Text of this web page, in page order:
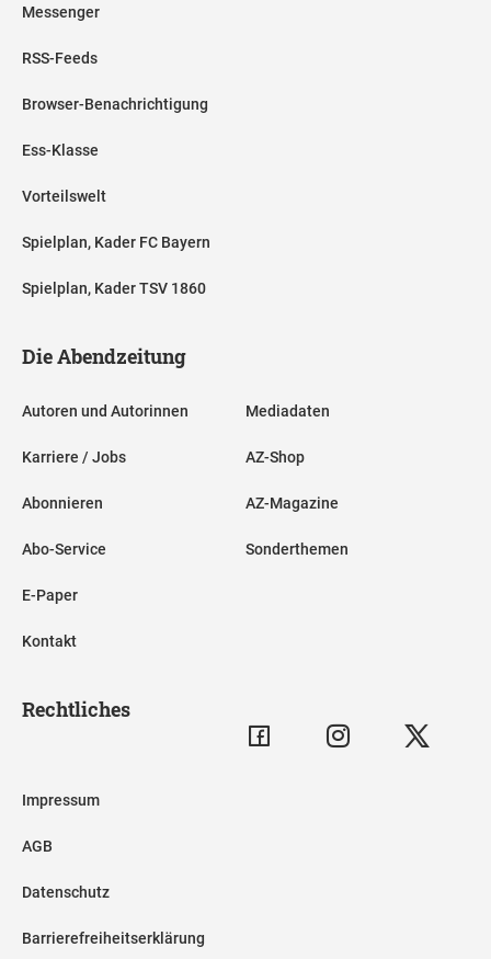
Messenger
RSS-Feeds
Browser-Benachrichtigung
Ess-Klasse
Vorteilswelt
Spielplan, Kader FC Bayern
Spielplan, Kader TSV 1860
Die Abendzeitung
Autoren und Autorinnen
Karriere / Jobs
Abonnieren
Abo-Service
E-Paper
Kontakt
Mediadaten
AZ-Shop
AZ-Magazine
Sonderthemen
Rechtliches
Impressum
AGB
Datenschutz
Barrierefreiheitserklärung